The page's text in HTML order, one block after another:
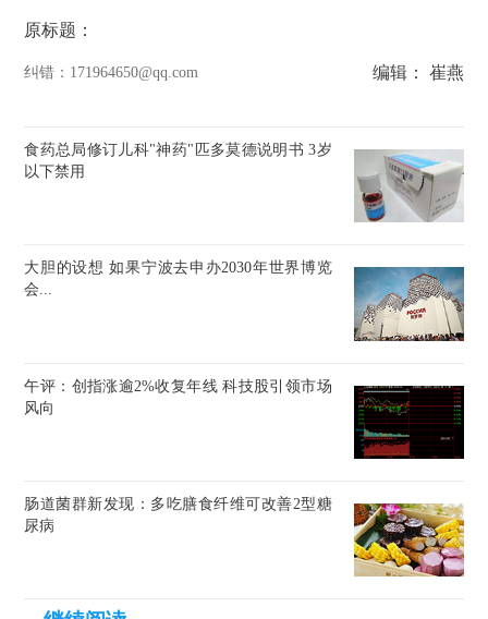
原标题：
纠错 ：171964650@qq.com 编辑： 崔燕
食药总局修订儿科"神药"匹多莫德说明书 3岁
以下禁用
大胆的设想 如果宁波去申办2030年世界博览
会...
午评：创指涨逾2%收复年线 科技股引领市场
风向
肠道菌群新发现：多吃膳食纤维可改善2型糖
尿病